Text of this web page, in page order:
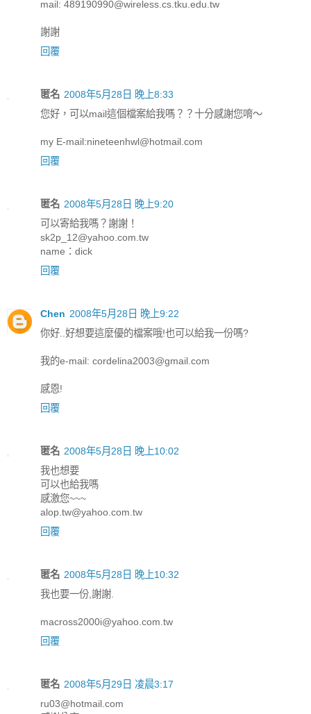
mail: 489190990@wireless.cs.tku.edu.tw
謝謝
回覆
匿名 2008年5月28日 晚上8:33
您好，可以mail這個檔案給我嗎？？十分感謝您唷～
my E-mail:nineteenhwl@hotmail.com
回覆
匿名 2008年5月28日 晚上9:20
可以寄給我嗎？謝謝！
sk2p_12@yahoo.com.tw
name：dick
回覆
Chen 2008年5月28日 晚上9:22
你好..好想要這麼優的檔案哦!也可以給我一份嗎?
我的e-mail: cordelina2003@gmail.com
感恩!
回覆
匿名 2008年5月28日 晚上10:02
我也想要
可以也給我嗎
感激您~~~
alop.tw@yahoo.com.tw
回覆
匿名 2008年5月28日 晚上10:32
我也要一份,謝謝.
macross2000i@yahoo.com.tw
回覆
匿名 2008年5月29日 凌晨3:17
ru03@hotmail.com